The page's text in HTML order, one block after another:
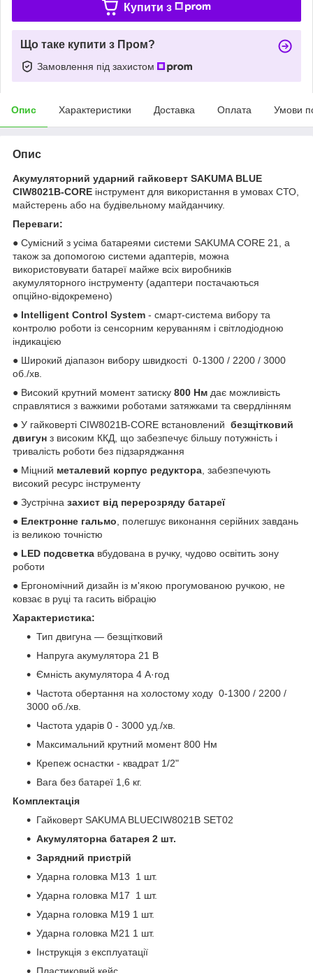
Купити з
Що таке купити з Пром?
Замовлення під захистом
Опис Характеристики Доставка Оплата Умови
Опис
Акумуляторний ударний гайковерт SAKUMA BLUE
CIW8021B-CORE інструмент для використання в умовах СТО,
майстерень або на будівельному майданчику.
Переваги:
● Сумісний з усіма батареями системи SAKUMA CORE 21, а
також за допомогою системи адаптерів, можна
використовувати батареї майже всіх виробників
акумуляторного інструменту (адаптери постачаються
опційно-відокремено)
● Intelligent Control System - смарт-система вибору та
контролю роботи із сенсорним керуванням і світлодіодною
індикацією
● Широкий діапазон вибору швидкості 0-1300 / 2200 / 3000
об./хв.
● Високий крутний момент затиску 800 Нм дає можливість
справлятися з важкими роботами затяжками та свердлінням
● У гайковерті CIW8021B-CORE встановлений безщітковий
двигун з високим ККД, що забезпечує більшу потужність і
тривалість роботи без підзаряджання
● Міцний металевий корпус редуктора , забезпечують
високий ресурс інструменту
● Зустрічна захист від перерозряду батареї
● Електронне гальмо , полегшує виконання серійних завдань
із великою точністю
● LED подсветка вбудована в ручку, чудово освітить зону
роботи
● Ергономічний дизайн із м'якою прогумованою ручкою, не
ковзає в руці та гасить вібрацію
Характеристика:
Тип двигуна — безщітковий
Напруга акумулятора 21 В
Ємність акумулятора 4 А·год
Частота обертання на холостому ходу 0-1300 / 2200 /
3000 об./хв.
Частота ударів 0 - 3000 уд./хв.
Максимальний крутний момент 800 Нм
Крепеж оснастки - квадрат 1/2"
Вага без батареї 1,6 кг.
Комплектація
Гайковерт SAKUMA BLUECIW8021B SET02
Акумуляторна батарея 2 шт.
Зарядний пристрій
Ударна головка М13 1 шт.
Ударна головка М17 1 шт.
Ударна головка М19 1 шт.
Ударна головка М21 1 шт.
Інструкція з експлуатації
Пластиковий кейс